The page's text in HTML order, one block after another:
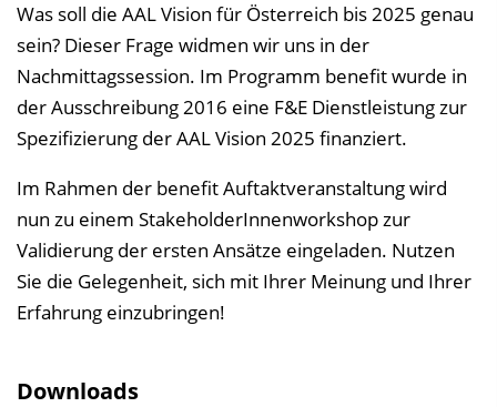
Was soll die AAL Vision für Österreich bis 2025 genau
sein? Dieser Frage widmen wir uns in der
Nachmittagssession. Im Programm benefit wurde in
der Ausschreibung 2016 eine F&E Dienstleistung zur
Spezifizierung der AAL Vision 2025 finanziert.
Im Rahmen der benefit Auftaktveranstaltung wird
nun zu einem StakeholderInnenworkshop zur
Validierung der ersten Ansätze eingeladen. Nutzen
Sie die Gelegenheit, sich mit Ihrer Meinung und Ihrer
Erfahrung einzubringen!
Downloads